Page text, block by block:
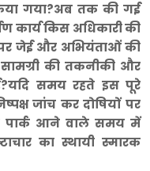
गया?अब तक की गई
कार्य किस अधिकारी की
जेई और अभियंताओं की
सामग्री की तकनीकी और
समय रहते इस पूरे
जांच कर दोषियों पर
पार्क आने वाले समय में
का स्थायी स्मारक